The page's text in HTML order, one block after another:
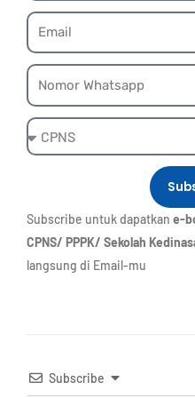
Email
Whatsapp
Ebook
Subscribe untuk dapatkan e-
CPNS/ PPPK/ Sekolah
langsung di Email-mu
Subscribe